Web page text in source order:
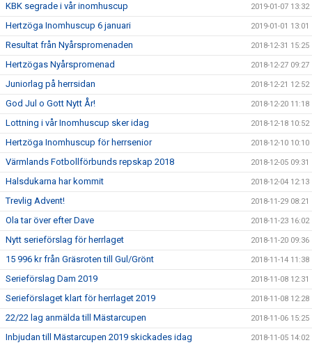
KBK segrade i vår inomhuscup 2019-01-07 13:32
Hertzöga Inomhuscup 6 januari 2019-01-01 13:01
Resultat från Nyårspromenaden 2018-12-31 15:25
Hertzögas Nyårspromenad 2018-12-27 09:27
Juniorlag på herrsidan 2018-12-21 12:52
God Jul o Gott Nytt År! 2018-12-20 11:18
Lottning i vår Inomhuscup sker idag 2018-12-18 10:52
Hertzöga Inomhuscup för herrsenior 2018-12-10 10:10
Värmlands Fotbollförbunds repskap 2018 2018-12-05 09:31
Halsdukarna har kommit 2018-12-04 12:13
Trevlig Advent! 2018-11-29 08:21
Ola tar över efter Dave 2018-11-23 16:02
Nytt serieförslag för herrlaget 2018-11-20 09:36
15 996 kr från Gräsroten till Gul/Grönt 2018-11-14 11:38
Serieförslag Dam 2019 2018-11-08 12:31
Serieförslaget klart för herrlaget 2019 2018-11-08 12:28
22/22 lag anmälda till Mästarcupen 2018-11-06 15:25
Inbjudan till Mästarcupen 2019 skickades idag 2018-11-05 14:02